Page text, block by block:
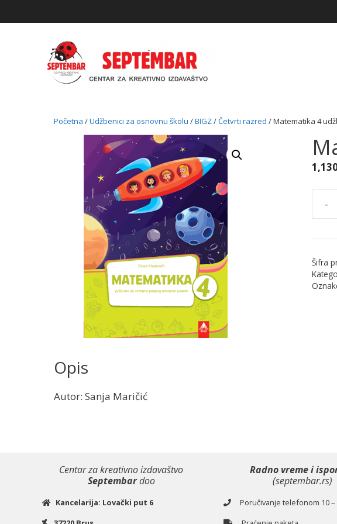
to
Početna /Udžbenici za osnovnu školu /BIGZ/Četvrti razred / Matematika 4
-
Bigz
Šifra
Opis
Autor: Sanja Maričić
Centar za kreativno izdavaštvo
Septembardoo
Kancelarija: Lovački put 6
Radno vreme i
(septembar.rs)
Poručivanje telefonom 10 –